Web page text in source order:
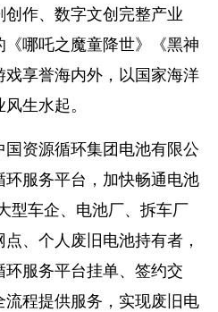
作、数字文创完整产业
哪吒之魔童降世》《黑神
享誉海内外，以国家海洋
生水起。
资源循环集团电池有限公
服务平台，加快畅通电池
型车企、电池厂、拆车厂
、个人废旧电池持有者，
服务平台挂单、签约交
程提供服务，实现废旧电